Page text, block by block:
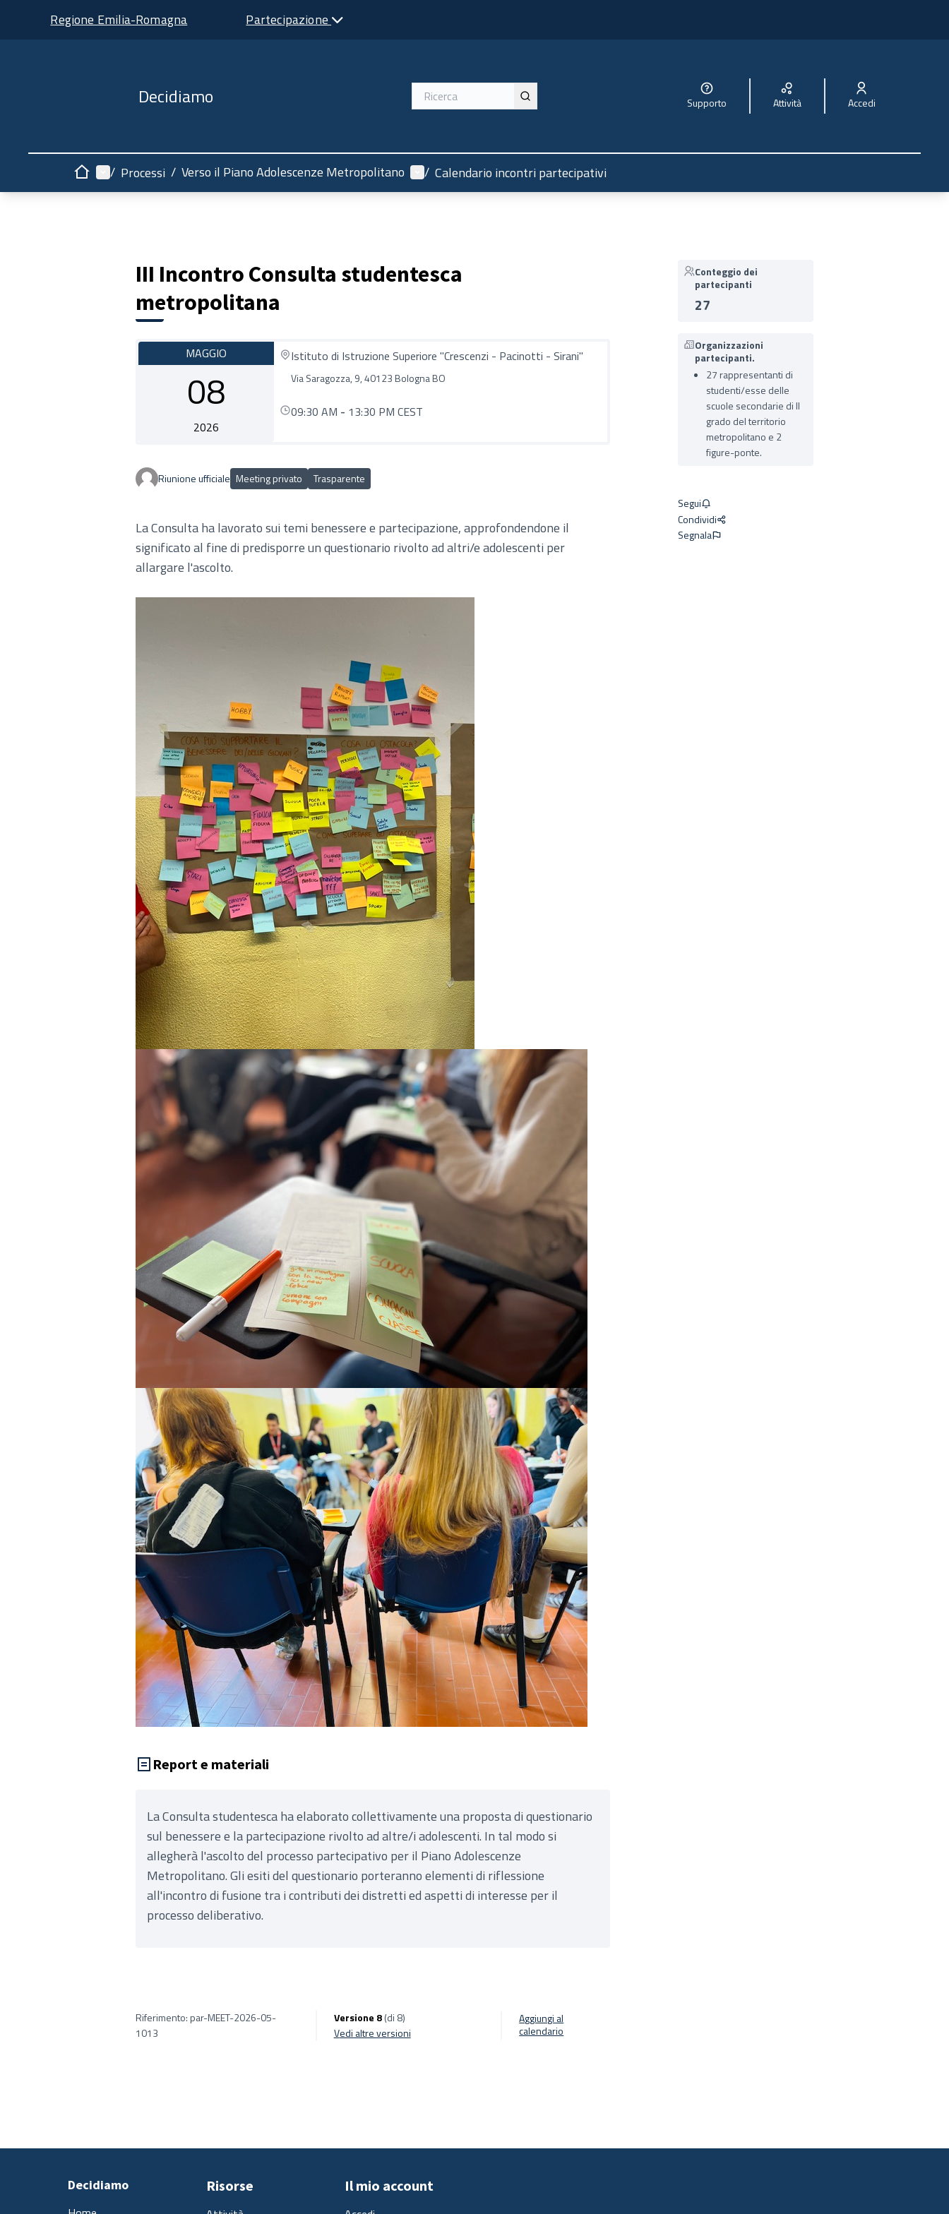
Regione Emilia-Romagna Partecipazione
Decidiamo Supporto Attività Accedi
HomeMenù principale
/ Processi / Verso il Piano Adolescenze Metropolitano Menù utente
/ Calendario incontri partecipativi
III Incontro Consulta studentesca
metropolitana
MAGGIO
08
2026
Istituto di Istruzione Superiore "Crescenzi - Pacinotti - Sirani"
Via Saragozza, 9, 40123 Bologna BO
09:30 AM - 13:30 PM CEST
Riunione ufficiale Meeting privato Trasparente
La Consulta ha lavorato sui temi benessere e partecipazione, approfondendone il
significato al fine di predisporre un questionario rivolto ad altri/e adolescenti per
allargare l'ascolto.
Report e materiali
La Consulta studentesca ha elaborato collettivamente una proposta di questionario
sul benessere e la partecipazione rivolto ad altre/i adolescenti. In tal modo si
allegherà l'ascolto del processo partecipativo per il Piano Adolescenze
Metropolitano. Gli esiti del questionario porteranno elementi di riflessione
all'incontro di fusione tra i contributi dei distretti ed aspetti di interesse per il
processo deliberativo.
Conteggio dei
partecipanti
27
Organizzazioni
partecipanti.
27 rappresentanti di
studenti/esse delle
scuole secondarie di II
grado del territorio
metropolitano e 2
figure-ponte.
Segui
Condividi
Segnala
Riferimento: par-MEET-2026-05-
1013
Versione 8(di 8)
vedi altre versioni
Aggiungi al
calendario
Decidiamo Risorse Il mio account